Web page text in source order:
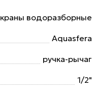
краны водоразборные
Aquasfera
ручка-рычаг
1/2"